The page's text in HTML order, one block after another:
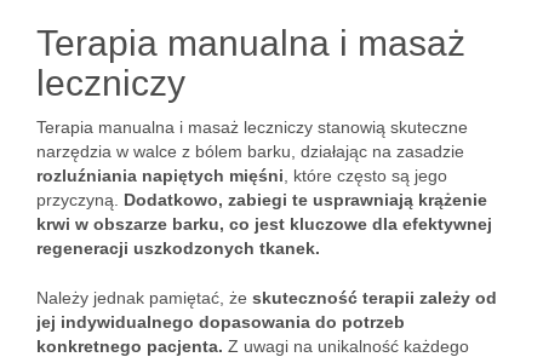
Terapia manualna i masaż
leczniczy
Terapia manualna i masaż leczniczy stanowią skuteczne
narzędzia w walce z bólem barku, działając na zasadzie
rozluźniania napiętych mięśni , które często są jego
przyczyną. Dodatkowo, zabiegi te usprawniają krążenie
krwi w obszarze barku, co jest kluczowe dla efektywnej
regeneracji uszkodzonych tkanek.
Należy jednak pamiętać, że skuteczność terapii zależy od
jej indywidualnego dopasowania do potrzeb
konkretnego pacjenta. Z uwagi na unikalność każdego